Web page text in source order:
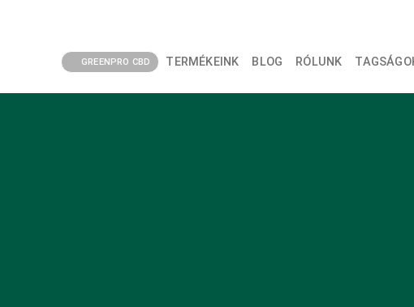
GREENPRO CBD TERMÉKEINK BLOG RÓLUNK